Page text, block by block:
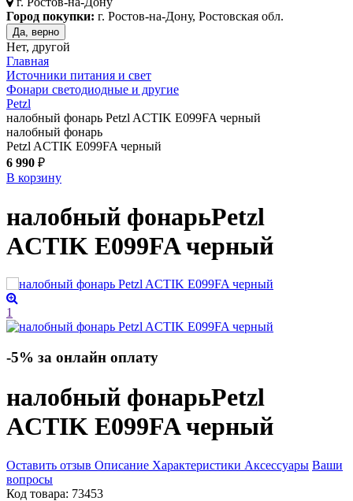
Город покупки: г. Ростов-на-Дону, Ростовская обл.
Да, верно
Нет, другой
Главная
Источники питания и свет
Фонари светодиодные и другие
Petzl
налобный фонарь Petzl ACTIK E099FA черный
налобный фонарь
Petzl ACTIK E099FA черный
6 990 ₽
В корзину
налобный фонарьPetzl
ACTIK E099FAчерный
1
-5% за онлайн оплату
налобный фонарьPetzl
ACTIK E099FAчерный
Оставить отзыв Описание Характеристики Аксессуары Ваши
вопросы
Код товара: 73453